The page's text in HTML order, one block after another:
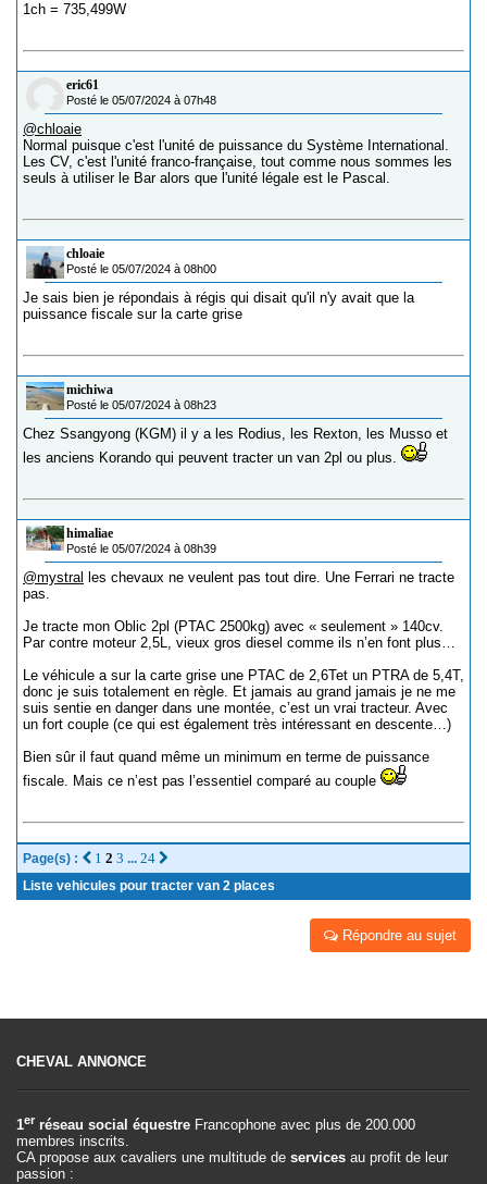
1ch = 735,499W
eric61
Posté le 05/07/2024 à 07h48
@chloaie
Normal puisque c'est l'unité de puissance du Système International.
Les CV, c'est l'unité franco-française, tout comme nous sommes les
seuls à utiliser le Bar alors que l'unité légale est le Pascal.
chloaie
Posté le 05/07/2024 à 08h00
Je sais bien je répondais à régis qui disait qu'il n'y avait que la
puissance fiscale sur la carte grise
michiwa
Posté le 05/07/2024 à 08h23
Chez Ssangyong (KGM) il y a les Rodius, les Rexton, les Musso et
les anciens Korando qui peuvent tracter un van 2pl ou plus.
himaliae
Posté le 05/07/2024 à 08h39
@mystral les chevaux ne veulent pas tout dire. Une Ferrari ne tracte
pas.
Je tracte mon Oblic 2pl (PTAC 2500kg) avec « seulement » 140cv.
Par contre moteur 2,5L, vieux gros diesel comme ils n’en font plus…
Le véhicule a sur la carte grise une PTAC de 2,6Tet un PTRA de 5,4T,
donc je suis totalement en règle. Et jamais au grand jamais je ne me
suis sentie en danger dans une montée, c’est un vrai tracteur. Avec
un fort couple (ce qui est également très intéressant en descente…)
Bien sûr il faut quand même un minimum en terme de puissance
fiscale. Mais ce n’est pas l’essentiel comparé au couple
Page(s) : 1 2 3 ... 24
Liste vehicules pour tracter van 2 places
Répondre au sujet
CHEVAL ANNONCE
1er réseau social équestre Francophone avec plus de 200.000
membres inscrits.
CA propose aux cavaliers une multitude de services au profit de leur
passion :